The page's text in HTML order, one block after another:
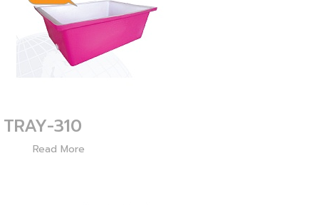
TRAY-310
Read More